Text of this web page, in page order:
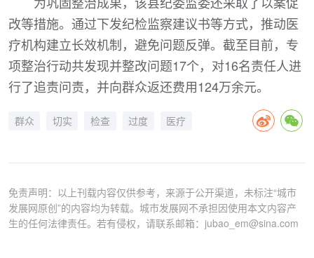
改等措施。通过下发纪检监察建议书等方式，推动医
疗机构建立长效机制，避免问题反弹。截至目前，专
项整治行动共发现并整改问题17个，对16名责任人进
行了追责问责，并向群众返还费用124万余元。
群众 切实 检查 过度 医疗
免责声明：以上刊载内容仅供参考，来源于公开渠道，未标注“城市
发展网原创”的内容均为转载。城市发展网不承担因使用本文内容产
生的任何法律责任。若有侵权，请联系邮箱：jubao_em@sina.com